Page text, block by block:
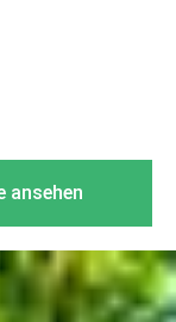
ansehen